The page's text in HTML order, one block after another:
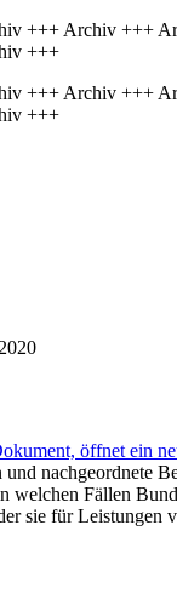
+++ Archiv +++
+++
+++ Archiv +++
+++
öffnet ein
nachgeordnete
Fällen
sie für